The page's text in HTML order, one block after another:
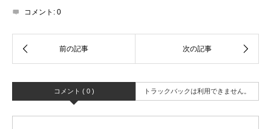
コメント: 0
コメント ( 0 ) トラックバックは利用できません。